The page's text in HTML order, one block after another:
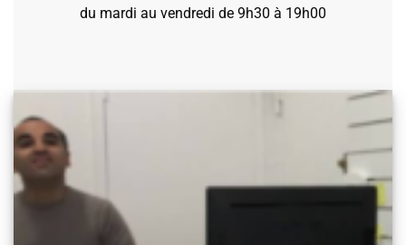
du mardi au vendredi de 9h30 à 19h00